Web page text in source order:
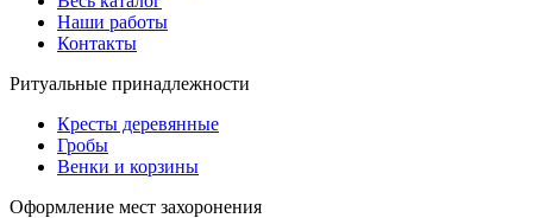
Наши работы
Контакты
Ритуальные принадлежности
Кресты деревянные
Гробы
Венки и корзины
Оформление мест захоронения